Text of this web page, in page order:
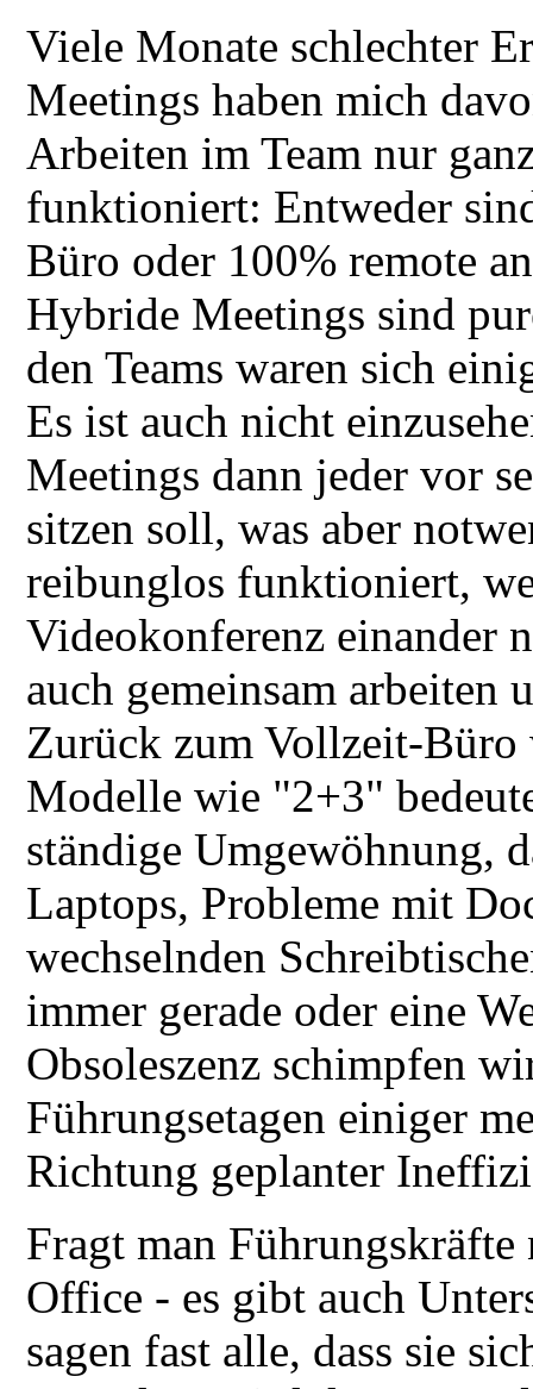
Viele Monate schlechter
Meetings haben mich
Arbeiten im Team nur
funktioniert: Entweder
Büro oder 100% remote
Hybride Meetings sind
den Teams waren sich
Es ist auch nicht
Meetings dann jeder vor
sitzen soll, was aber
reibunglos funktioniert,
Videokonferenz einander
auch gemeinsam arbeiten
Zurück zum Vollzeit-Büro
Modelle wie "2+3"
ständige Umgewöhnung,
Laptops, Probleme mit
wechselnden
immer gerade oder eine
Obsoleszenz schimpfen
Führungsetagen einiger
Richtung geplanter
Fragt man
Office - es gibt auch
sagen fast alle, dass sie